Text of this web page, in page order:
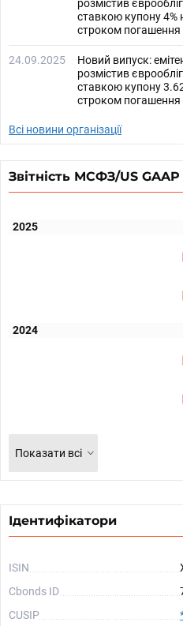
розмістив
ставкою купону 4%
строком погашення
24.09.2025
Новий випуск:
розмістив
ставкою купону
строком погашення
Всі новини організації
Звітність МСФЗ/US GAAP
2025
2024
Показати всі
Ідентифікатори
ISIN
Cbonds ID
CUSIP